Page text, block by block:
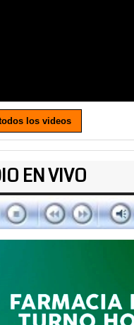
los videos
EN VIVO